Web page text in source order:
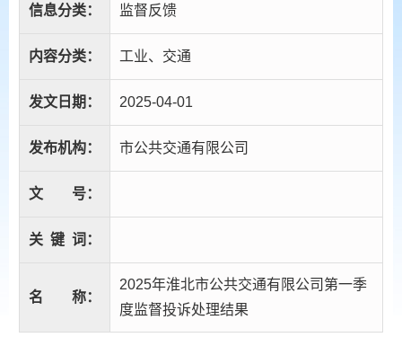
信息分类： 监督反馈
内容分类： 工业、交通
发文日期： 2025-04-01
发布机构： 市公共交通有限公司
文 号：
关 键 词：
名 称：
2025年淮北市公共交通有限公司第一季
度监督投诉处理结果